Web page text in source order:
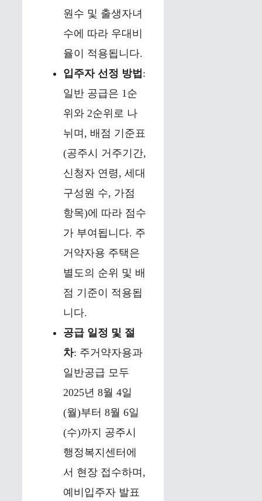
원수 및 출생자녀
수에 따라 우대비
율이 적용됩니다.
입주자 선정 방법 :
일반 공급은 1순
위와 2순위로 나
뉘며, 배점 기준표
(공주시 거주기간,
신청자 연령, 세대
구성원 수, 가점
항목)에 따라 점수
가 부여됩니다. 주
거약자용 주택은
별도의 순위 및 배
점 기준이 적용됩
니다.
공급 일정 및 절
차: 주거약자용과
일반공급 모두
2025년 8월 4일
(월)부터 8월 6일
(수)까지 공주시
행정복지센터에
서 현장 접수하며,
예비입주자 발표